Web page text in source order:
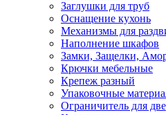
Заглушки для труб
Оснащение кухонь
Механизмы для
Наполнение шкафов
Замки, Защелки,
Крючки мебельные
Крепеж разный
Упаковочные
Ограничитель для